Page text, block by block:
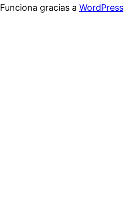
Funciona gracias a WordPress